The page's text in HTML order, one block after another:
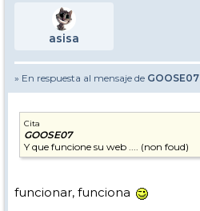
asisa
» En respuesta al mensaje de GOOSE07
Cita
GOOSE07
Y que funcione su web .... (non foud)
funcionar, funciona